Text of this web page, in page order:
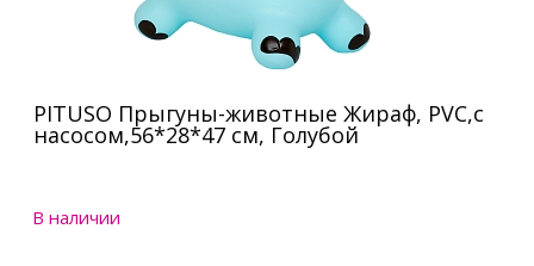
PITUSO Прыгуны-животные Жираф, PVC,с
насосом,56*28*47 см, Голубой
В наличии